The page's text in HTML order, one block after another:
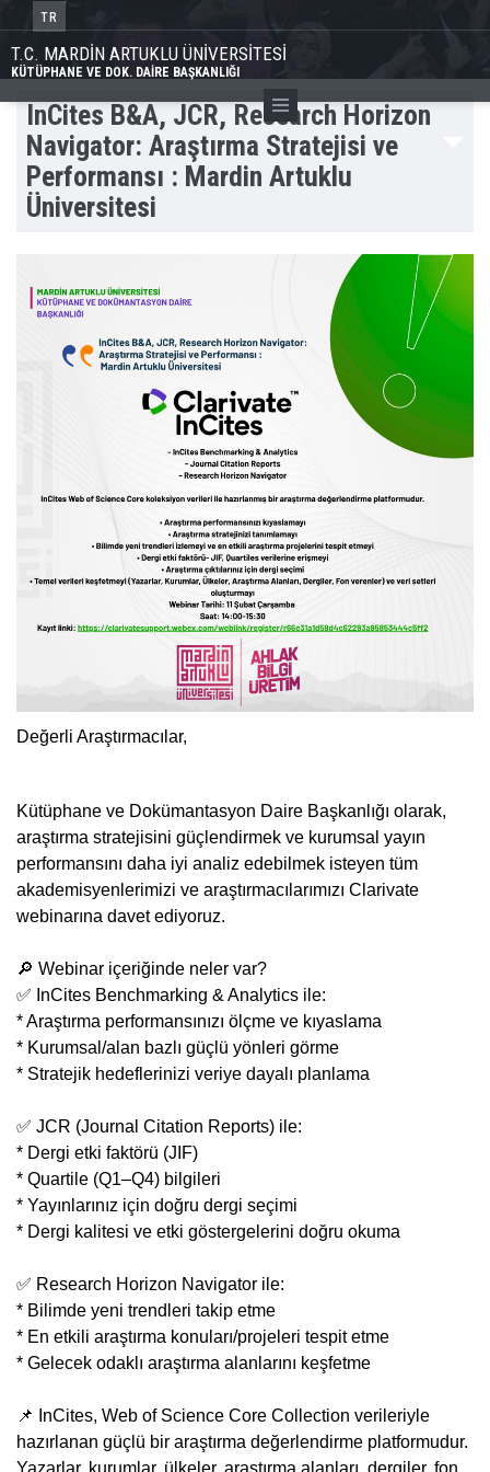
TR
T.C. MARDİN ARTUKLU ÜNİVERSİTESİ
KÜTÜPHANE VE DOK. DAİRE BAŞKANLIĞI
InCites B&A, JCR, Research Horizon
Navigator: Araştırma Stratejisi ve
Performansı : Mardin Artuklu
Üniversitesi
Değerli Araştırmacılar,
Kütüphane ve Dokümantasyon Daire Başkanlığı olarak,
araştırma stratejisini güçlendirmek ve kurumsal yayın
performansını daha iyi analiz edebilmek isteyen tüm
akademisyenlerimizi ve araştırmacılarımızı Clarivate
webinarına davet ediyoruz.
🔎 Webinar içeriğinde neler var?
✅ InCites Benchmarking & Analytics ile:
* Araştırma performansınızı ölçme ve kıyaslama
* Kurumsal/alan bazlı güçlü yönleri görme
* Stratejik hedeflerinizi veriye dayalı planlama
✅ JCR (Journal Citation Reports) ile:
* Dergi etki faktörü (JIF)
* Quartile (Q1–Q4) bilgileri
* Yayınlarınız için doğru dergi seçimi
* Dergi kalitesi ve etki göstergelerini doğru okuma
✅ Research Horizon Navigator ile:
* Bilimde yeni trendleri takip etme
* En etkili araştırma konuları/projeleri tespit etme
* Gelecek odaklı araştırma alanlarını keşfetme
📌 InCites, Web of Science Core Collection verileriyle
hazırlanan güçlü bir araştırma değerlendirme platformudur.
Yazarlar, kurumlar, ülkeler, araştırma alanları, dergiler, fon